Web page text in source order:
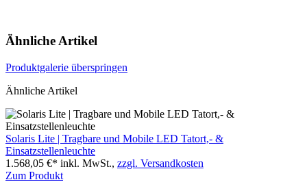
Ähnliche Artikel
Produktgalerie überspringen
Ähnliche Artikel
Solaris Lite | Tragbare und Mobile LED Tatort,- &
Einsatzstellenleuchte
1.568,05 €* inkl. MwSt., zzgl. Versandkosten
Zum Produkt